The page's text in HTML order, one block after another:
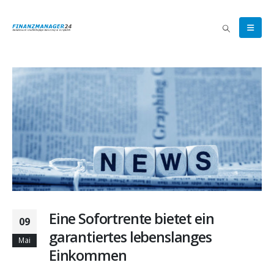
09
Mai
Eine Sofortrente bietet ein
garantiertes lebenslanges
Einkommen